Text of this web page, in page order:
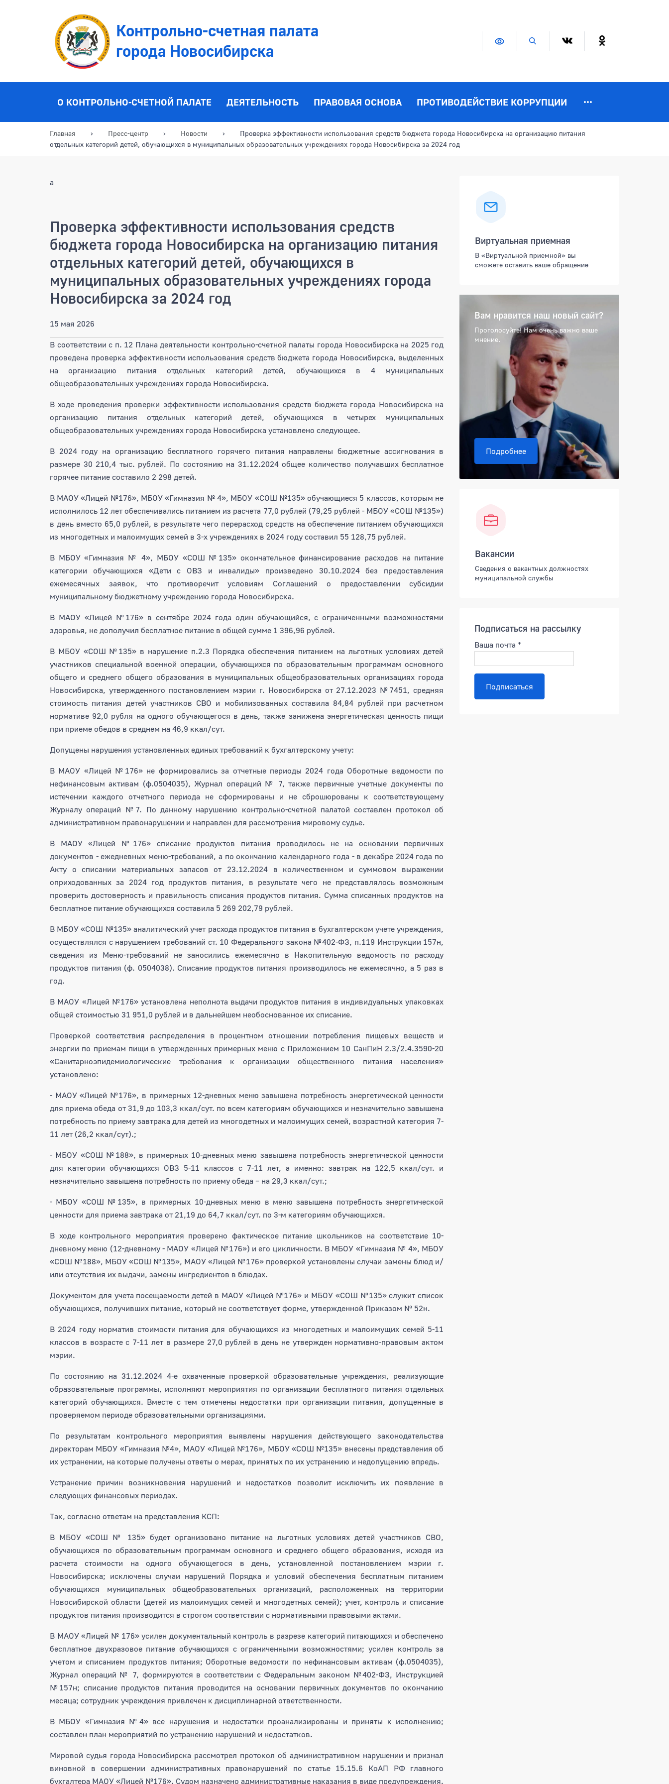
Контрольно-счетная палата
города Новосибирска
Версия для слабовидящих
Поиск по сайту
О КОНТРОЛЬНО-СЧЕТНОЙ ПАЛАТЕ ДЕЯТЕЛЬНОСТЬ ПРАВОВАЯ ОСНОВА ПРОТИВОДЕЙСТВИЕ КОРРУПЦИИ
Главная Пресс-центр Новости
Проверка эффективности использования средств бюджета города Новосибирска на организацию питания
отдельных категорий детей, обучающихся в муниципальных образовательных учреждениях города Новосибирска за 2024 год
a
Проверка эффективности использования средств
бюджета города Новосибирска на организацию питания
отдельных категорий детей, обучающихся в
муниципальных образовательных учреждениях города
Новосибирска за 2024 год
15 мая 2026
В соответствии с п. 12 Плана деятельности контрольно-счетной палаты города Новосибирска на 2025 год
проведена проверка эффективности использования средств бюджета города Новосибирска, выделенных
на организацию питания отдельных категорий детей, обучающихся в 4 муниципальных
общеобразовательных учреждениях города Новосибирска.
В ходе проведения проверки эффективности использования средств бюджета города Новосибирска на
организацию питания отдельных категорий детей, обучающихся в четырех муниципальных
общеобразовательных учреждениях города Новосибирска установлено следующее.
В 2024 году на организацию бесплатного горячего питания направлены бюджетные ассигнования в
размере 30 210,4 тыс. рублей. По состоянию на 31.12.2024 общее количество получавших бесплатное
горячее питание составило 2 298 детей.
В МАОУ «Лицей №176», МБОУ «Гимназия № 4», МБОУ «СОШ №135» обучающиеся 5 классов, которым не
исполнилось 12 лет обеспечивались питанием из расчета 77,0 рублей (79,25 рублей - МБОУ «СОШ №135»)
в день вместо 65,0 рублей, в результате чего перерасход средств на обеспечение питанием обучающихся
из многодетных и малоимущих семей в 3-х учреждениях в 2024 году составил 55 128,75 рублей.
В МБОУ «Гимназия № 4», МБОУ «СОШ №135» окончательное финансирование расходов на питание
категории обучающихся «Дети с ОВЗ и инвалиды» произведено 30.10.2024 без предоставления
ежемесячных заявок, что противоречит условиям Соглашений о предоставлении субсидии
муниципальному бюджетному учреждению города Новосибирска.
В МАОУ «Лицей №176» в сентябре 2024 года один обучающийся, с ограниченными возможностями
здоровья, не дополучил бесплатное питание в общей сумме 1 396,96 рублей.
В МБОУ «СОШ №135» в нарушение п.2.3 Порядка обеспечения питанием на льготных условиях детей
участников специальной военной операции, обучающихся по образовательным программам основного
общего и среднего общего образования в муниципальных общеобразовательных организациях города
Новосибирска, утвержденного постановлением мэрии г. Новосибирска от 27.12.2023 №7451, средняя
стоимость питания детей участников СВО и мобилизованных составила 84,84 рублей при расчетном
нормативе 92,0 рубля на одного обучающегося в день, также занижена энергетическая ценность пищи
при приеме обедов в среднем на 46,9 ккал/сут.
Допущены нарушения установленных единых требований к бухгалтерскому учету:
В МАОУ «Лицей №176» не формировались за отчетные периоды 2024 года Оборотные ведомости по
нефинансовым активам (ф.0504035), Журнал операций № 7, также первичные учетные документы по
истечении каждого отчетного периода не сформированы и не сброшюрованы к соответствующему
Журналу операций №7. По данному нарушению контрольно-счетной палатой составлен протокол об
административном правонарушении и направлен для рассмотрения мировому судье.
В МАОУ «Лицей №176» списание продуктов питания проводилось не на основании первичных
документов - ежедневных меню-требований, а по окончанию календарного года - в декабре 2024 года по
Акту о списании материальных запасов от 23.12.2024 в количественном и суммовом выражении
оприходованных за 2024 год продуктов питания, в результате чего не представлялось возможным
проверить достоверность и правильность списания продуктов питания. Сумма списанных продуктов на
бесплатное питание обучающихся составила 5 269 202,79 рублей.
В МБОУ «СОШ №135» аналитический учет расхода продуктов питания в бухгалтерском учете учреждения,
осуществлялся с нарушением требований ст. 10 Федерального закона №402-ФЗ, п.119 Инструкции 157н,
сведения из Меню-требований не заносились ежемесячно в Накопительную ведомость по расходу
продуктов питания (ф. 0504038). Списание продуктов питания производилось не ежемесячно, а 5 раз в
год.
В МАОУ «Лицей №176» установлена неполнота выдачи продуктов питания в индивидуальных упаковках
общей стоимостью 31 951,0 рублей и в дальнейшем необоснованное их списание.
Проверкой соответствия распределения в процентном отношении потребления пищевых веществ и
энергии по приемам пищи в утвержденных примерных меню с Приложением 10 СанПиН 2.3/2.4.3590-20
«Санитарноэпидемиологические требования к организации общественного питания населения»
установлено:
- МАОУ «Лицей №176», в примерных 12-дневных меню завышена потребность энергетической ценности
для приема обеда от 31,9 до 103,3 ккал/сут. по всем категориям обучающихся и незначительно завышена
потребность по приему завтрака для детей из многодетных и малоимущих семей, возрастной категория 7-
11 лет (26,2 ккал/сут).;
- МБОУ «СОШ №188», в примерных 10-дневных меню завышена потребность энергетической ценности
для категории обучающихся ОВЗ 5-11 классов с 7-11 лет, а именно: завтрак на 122,5 ккал/сут. и
незначительно завышена потребность по приему обеда – на 29,3 ккал/сут.;
- МБОУ «СОШ №135», в примерных 10-дневных меню в меню завышена потребность энергетической
ценности для приема завтрака от 21,19 до 64,7 ккал/сут. по 3-м категориям обучающихся.
В ходе контрольного мероприятия проверено фактическое питание школьников на соответствие 10-
дневному меню (12-дневному - МАОУ «Лицей №176») и его цикличности. В МБОУ «Гимназия № 4», МБОУ
«СОШ №188», МБОУ «СОШ №135», МАОУ «Лицей №176» проверкой установлены случаи замены блюд и/
или отсутствия их выдачи, замены ингредиентов в блюдах.
Документом для учета посещаемости детей в МАОУ «Лицей №176» и МБОУ «СОШ №135» служит список
обучающихся, получивших питание, который не соответствует форме, утвержденной Приказом № 52н.
В 2024 году норматив стоимости питания для обучающихся из многодетных и малоимущих семей 5-11
классов в возрасте с 7-11 лет в размере 27,0 рублей в день не утвержден нормативно-правовым актом
мэрии.
По состоянию на 31.12.2024 4-е охваченные проверкой образовательные учреждения, реализующие
образовательные программы, исполняют мероприятия по организации бесплатного питания отдельных
категорий обучающихся. Вместе с тем отмечены недостатки при организации питания, допущенные в
проверяемом периоде образовательными организациями.
По результатам контрольного мероприятия выявлены нарушения действующего законодательства
директорам МБОУ «Гимназия №4», МАОУ «Лицей №176», МБОУ «СОШ №135» внесены представления об
их устранении, на которые получены ответы о мерах, принятых по их устранению и недопущению впредь.
Устранение причин возникновения нарушений и недостатков позволит исключить их появление в
следующих финансовых периодах.
Так, согласно ответам на представления КСП:
В МБОУ «СОШ № 135» будет организовано питание на льготных условиях детей участников СВО,
обучающихся по образовательным программам основного и среднего общего образования, исходя из
расчета стоимости на одного обучающегося в день, установленной постановлением мэрии г.
Новосибирска; исключены случаи нарушений Порядка и условий обеспечения бесплатным питанием
обучающихся муниципальных общеобразовательных организаций, расположенных на территории
Новосибирской области (детей из малоимущих семей и многодетных семей); учет, контроль и списание
продуктов питания производится в строгом соответствии с нормативными правовыми актами.
В МАОУ «Лицей № 176» усилен документальный контроль в разрезе категорий питающихся и обеспечено
бесплатное двухразовое питание обучающихся с ограниченными возможностями; усилен контроль за
учетом и списанием продуктов питания; Оборотные ведомости по нефинансовым активам (ф.0504035),
Журнал операций № 7, формируются в соответствии с Федеральным законом №402-ФЗ, Инструкцией
№157н; списание продуктов питания проводится на основании первичных документов по окончанию
месяца; сотрудник учреждения привлечен к дисциплинарной ответственности.
В МБОУ «Гимназия №4» все нарушения и недостатки проанализированы и приняты к исполнению;
составлен план мероприятий по устранению нарушений и недостатков.
Мировой судья города Новосибирска рассмотрел протокол об административном нарушении и признал
виновной в совершении административных правонарушений по статье 15.15.6 КоАП РФ главного
бухгалтера МАОУ «Лицей №176». Судом назначено административные наказания в виде предупреждения.
Виртуальная приемная
В «Виртуальной приемной» вы
сможете оставить ваше обращение
Вам нравится наш новый сайт?
Проголосуйте! Нам очень важно ваше
мнение.
Подробнее
Вакансии
Сведения о вакантных должностях
муниципальной службы
Подписаться на рассылку
Ваша почта *
Подписаться